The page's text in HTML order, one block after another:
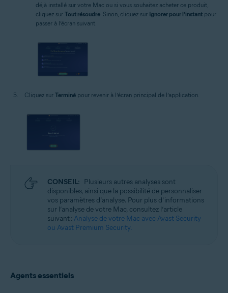
déjà installé sur votre Mac ou si vous souhaitez acheter ce produit,
cliquez sur Tout résoudre. Sinon, cliquez sur Ignorer pour l’instant pour
passer à l’écran suivant.
Cliquez sur Terminé pour revenir à l’écran principal de l’application.
CONSEIL: Plusieurs autres analyses sont
disponibles, ainsi que la possibilité de personnaliser
vos paramètres d’analyse. Pour plus d’informations
sur l’analyse de votre Mac, consultez l’article
suivant : Analyse de votre Mac avec Avast Security
ou Avast Premium Security.
Agents essentiels